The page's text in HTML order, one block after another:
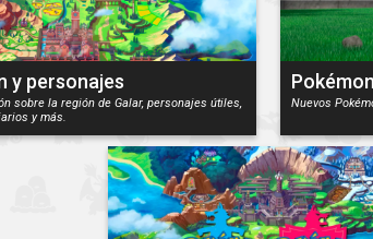
y personajes
sobre la región de Galar, personajes útiles,
y más.
Pokémon
Nuevos